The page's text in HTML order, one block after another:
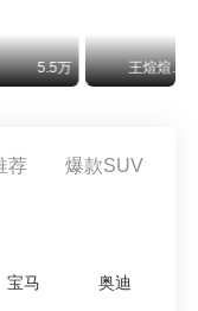
5.5万 王煊煊的爱车日记
荐 爆款SUV
宝马 奥迪